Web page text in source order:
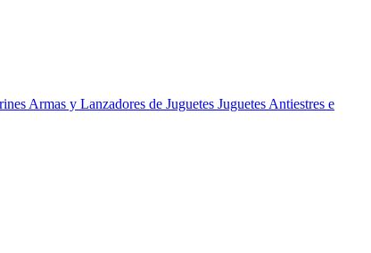
Armas y Lanzadores de Juguetes Juguetes Antiestres e